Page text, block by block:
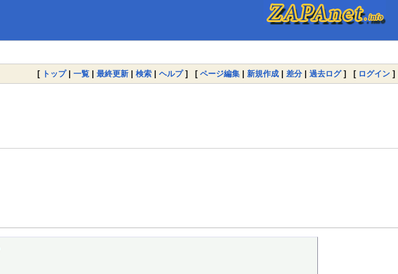
[ トップ| 一覧 | 最終更新 | 検索 | ヘルプ] [ ページ編集 | 新規作成 | 差分 | 過去ログ] [ ログイン ]